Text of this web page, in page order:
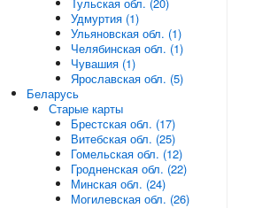
Удмуртия (1)
Ульяновская обл. (1)
Челябинская обл. (1)
Чувашия (1)
Ярославская обл. (5)
Беларусь
Старые карты
Брестская обл. (17)
Витебская обл. (25)
Гомельская обл. (12)
Гродненская обл. (22)
Минская обл. (24)
Могилевская обл. (26)